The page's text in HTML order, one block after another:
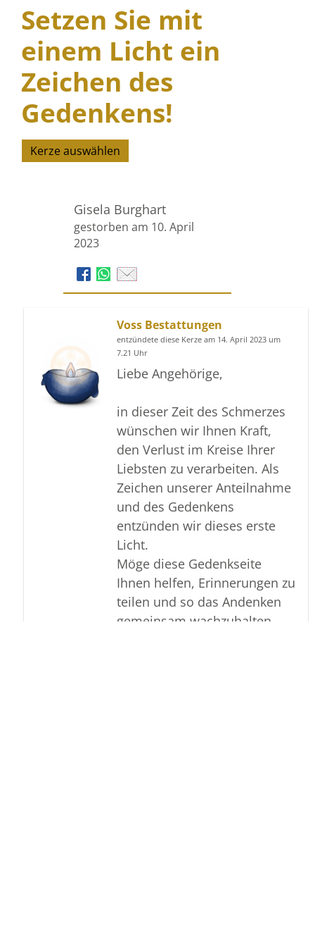
Setzen Sie mit
einem Licht ein
Zeichen des
Gedenkens!
Kerze auswählen
Gisela Burghart
gestorben am 10. April
2023
Voss Bestattungen
entzündete diese Kerze am 14. April 2023 um
7.21 Uhr
Liebe Angehörige,
in dieser Zeit des Schmerzes
wünschen wir Ihnen Kraft,
den Verlust im Kreise Ihrer
Liebsten zu verarbeiten. Als
Zeichen unserer Anteilnahme
und des Gedenkens
entzünden wir dieses erste
Licht.
Möge diese Gedenkseite
Ihnen helfen, Erinnerungen zu
teilen und so das Andenken
gemeinsam wachzuhalten.